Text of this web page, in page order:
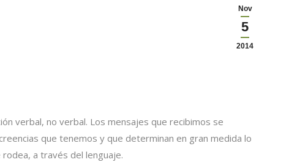
Nov
5
2014
verbal, no verbal. Los mensajes que recibimos se
que tenemos y que determinan en gran medida lo
a través del lenguaje.